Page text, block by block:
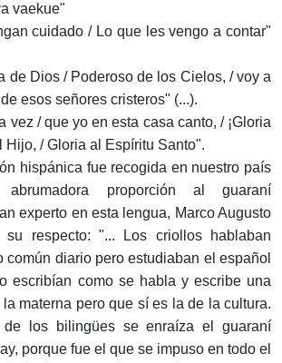
vaekue"
cuidado / Lo que les vengo a contar"
de Dios / Poderoso de los Cielos, / voy a
esos señores cristeros" (...).
vez / que yo en esta casa canto, / ¡Gloria
Hijo, / Gloria al Espíritu Santo".
hispánica fue recogida en nuestro país
abrumadora proporción al guaraní
experto en esta lengua, Marco Augusto
su respecto: "... Los criollos hablaban
común diario pero estudiaban el español
escribían como se habla y escribe una
la materna pero que sí es la de la cultura.
de los bilingües se enraíza el guaraní
porque fue el que se impuso en todo el